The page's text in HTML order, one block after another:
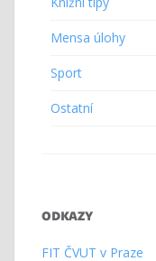
Mensa úlohy
Sport
Ostatní
ODKAZY
FIT ČVUT v Praze